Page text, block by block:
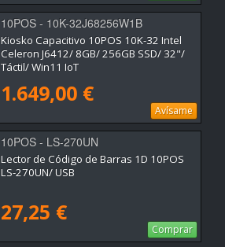
10POS - 10K-32J68256W1B
Kiosko Capacitivo 10POS 10K-32 Intel
Celeron J6412/ 8GB/ 256GB SSD/ 32"/
Táctil/ Win11 IoT
1.649,00 €
Avísame
10POS - LS-270UN
Lector de Código de Barras 1D 10POS
LS-270UN/ USB
27,25 €
Comprar